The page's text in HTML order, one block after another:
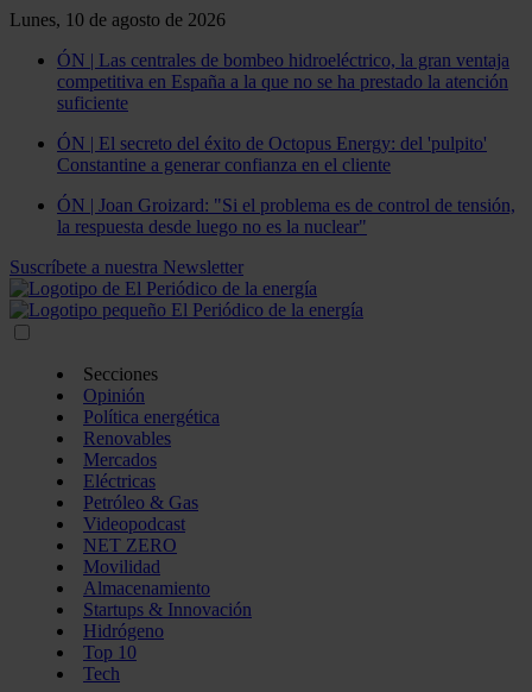
Lunes, 10 de agosto de 2026
ÓN | Las centrales de bombeo hidroeléctrico, la gran ventaja
competitiva en España a la que no se ha prestado la atención
suficiente
ÓN | El secreto del éxito de Octopus Energy: del 'pulpito'
Constantine a generar confianza en el cliente
ÓN | Joan Groizard: "Si el problema es de control de tensión,
la respuesta desde luego no es la nuclear"
Suscríbete a nuestra Newsletter
Secciones
Opinión
Política energética
Renovables
Mercados
Eléctricas
Petróleo & Gas
Videopodcast
NET ZERO
Movilidad
Almacenamiento
Startups & Innovación
Hidrógeno
Top 10
Tech